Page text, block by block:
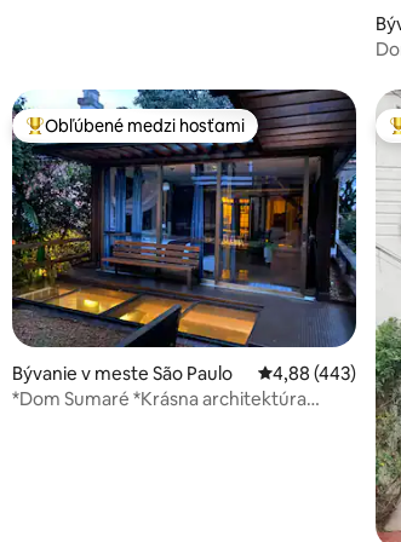
4,95 z 5, počet hodnotení: 125
Najobľúbenejšie medzi hosťami
Obľúbené medzi hosťami
Bývanie v meste São Paulo Priemerné
4,88 (443)
*Dom Sumaré *Krásna architektúra